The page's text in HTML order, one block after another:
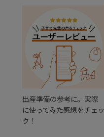
出産準備の参考に。実際
に使ってみた感想をチェッ
ク！